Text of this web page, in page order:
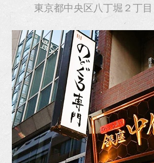
東京都中央区八丁堀２丁目